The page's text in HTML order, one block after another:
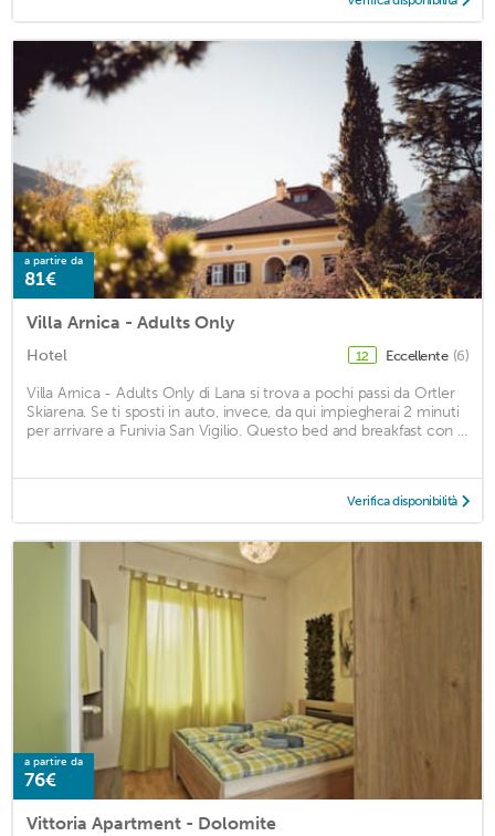
a partire da
81€
Villa Arnica - Adults Only
Hotel 12 Eccellente (6)
Villa Arnica - Adults Only di Lana si trova a pochi passi da Ortler
Skiarena. Se ti sposti in auto, invece, da qui impiegherai 2 minuti
per arrivare a Funivia San Vigilio. Questo bed and breakfast con ...
Verifica disponibilità
a partire da
76€
Vittoria Apartment - Dolomite